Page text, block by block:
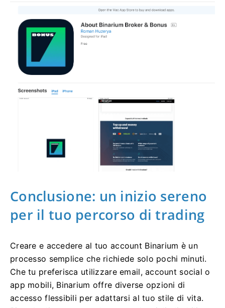
Conclusione: un inizio sereno
per il tuo percorso di trading
Creare e accedere al tuo account Binarium è un
processo semplice che richiede solo pochi minuti.
Che tu preferisca utilizzare email, account social o
app mobili, Binarium offre diverse opzioni di
accesso flessibili per adattarsi al tuo stile di vita.